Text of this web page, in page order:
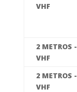
VHF
2 METROS -
VHF
2 METROS -
VHF